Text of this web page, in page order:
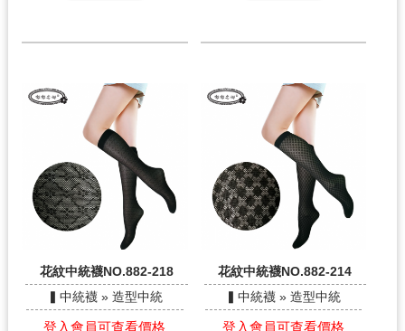
花紋中統襪NO.882-218
▍中統襪 » 造型中統
登入會員可查看價格
花紋中統襪NO.882-214
▍中統襪 » 造型中統
登入會員可查看價格